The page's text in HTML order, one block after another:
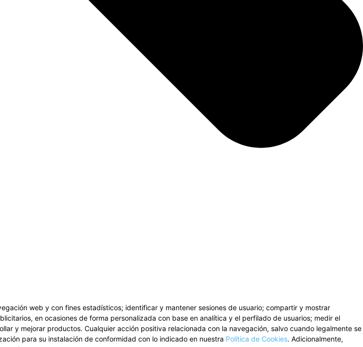
web y con fines estadísticos; identificar y mantener sesiones de usuario; compartir y mostrar
en ocasiones de forma personalizada con base en analítica y el perfilado de usuarios; medir el
y mejorar productos. Cualquier acción positiva relacionada con la navegación, salvo cuando legalmente se
para su instalación de conformidad con lo indicado en nuestra Política de Cookies. Adicionalmente,